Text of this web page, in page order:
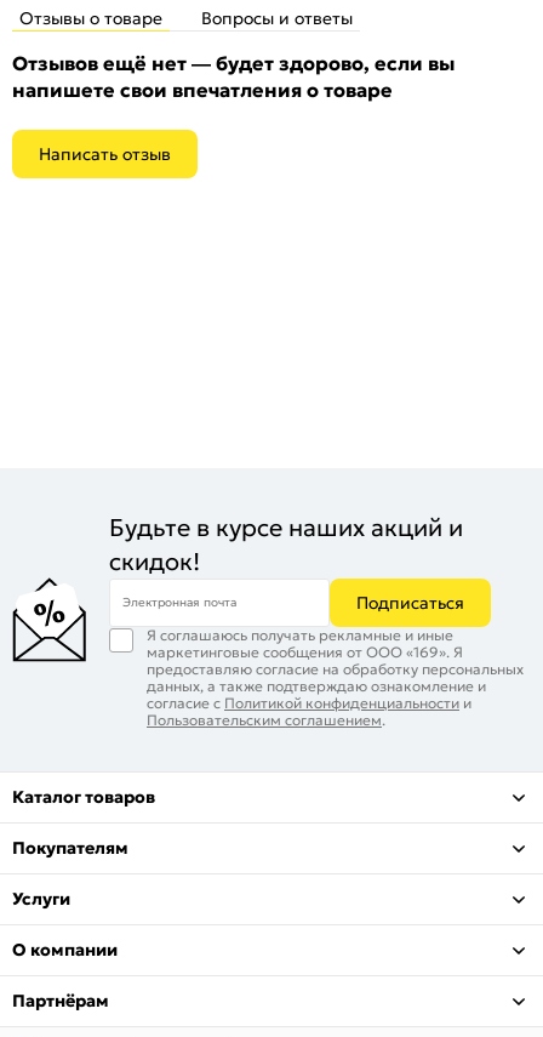
Отзывы о товаре Вопросы и ответы
Отзывов ещё нет — будет здорово, если вы
напишете свои впечатления о товаре
Написать отзыв
Будьте в курсе наших акций и
скидок!
Электронная почта Подписаться
Я соглашаюсь получать рекламные и иные
маркетинговые сообщения от ООО «169». Я
предоставляю согласие на обработку персональных
данных, а также подтверждаю ознакомление и
согласие с Политикой конфиденциальности и
Пользовательским соглашением.
Каталог товаров
Покупателям
Услуги
О компании
Партнёрам